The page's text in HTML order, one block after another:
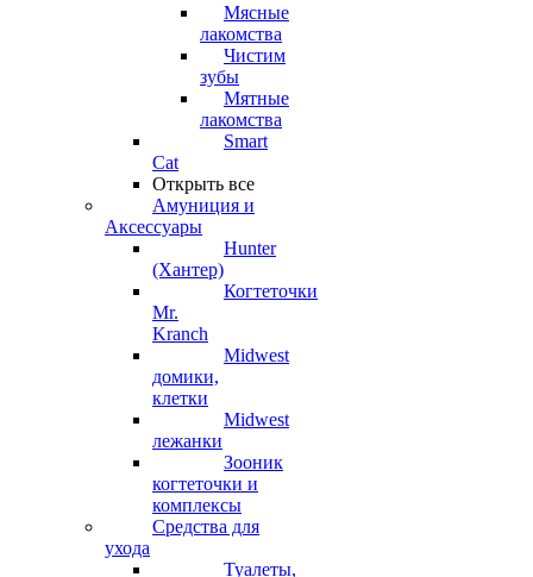
Мясные
лакомства
Чистим
зубы
Мятные
лакомства
Smart
Cat
Открыть все
Амуниция и
Аксессуары
Hunter
(Хантер)
Когтеточки
Mr.
Kranch
Midwest
домики,
клетки
Midwest
лежанки
Зооник
когтеточки и
комплексы
Средства для
ухода
Туалеты,